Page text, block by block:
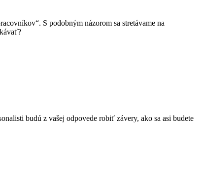
S podobným názorom sa stretávame na
budú z vašej odpovede robiť závery, ako sa asi budete